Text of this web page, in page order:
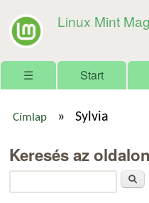
Linux Mint
Főmenü
☰ Start
Címlap » Sylvia
Keresés az oldalon